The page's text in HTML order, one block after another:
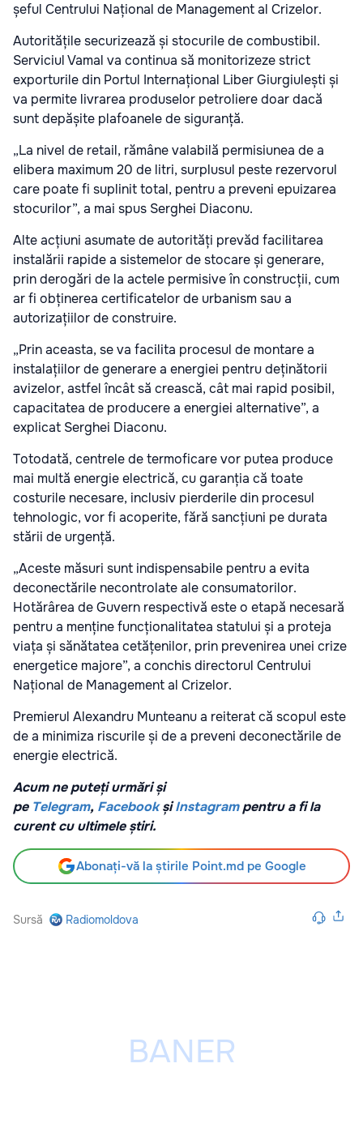
șeful Centrului Național de Management al Crizelor.
Autoritățile securizează și stocurile de combustibil.
Serviciul Vamal va continua să monitorizeze strict
exporturile din Portul Internațional Liber Giurgiulești și
va permite livrarea produselor petroliere doar dacă
sunt depășite plafoanele de siguranță.
„La nivel de retail, rămâne valabilă permisiunea de a
elibera maximum 20 de litri, surplusul peste rezervorul
care poate fi suplinit total, pentru a preveni epuizarea
stocurilor”, a mai spus Serghei Diaconu.
Alte acțiuni asumate de autorități prevăd facilitarea
instalării rapide a sistemelor de stocare și generare,
prin derogări de la actele permisive în construcții, cum
ar fi obținerea certificatelor de urbanism sau a
autorizațiilor de construire.
„Prin aceasta, se va facilita procesul de montare a
instalațiilor de generare a energiei pentru deținătorii
avizelor, astfel încât să crească, cât mai rapid posibil,
capacitatea de producere a energiei alternative”, a
explicat Serghei Diaconu.
Totodată, centrele de termoficare vor putea produce
mai multă energie electrică, cu garanția că toate
costurile necesare, inclusiv pierderile din procesul
tehnologic, vor fi acoperite, fără sancțiuni pe durata
stării de urgență.
„Aceste măsuri sunt indispensabile pentru a evita
deconectările necontrolate ale consumatorilor.
Hotărârea de Guvern respectivă este o etapă necesară
pentru a menține funcționalitatea statului și a proteja
viața și sănătatea cetățenilor, prin prevenirea unei crize
energetice majore”, a conchis directorul Centrului
Național de Management al Crizelor.
Premierul Alexandru Munteanu a reiterat că scopul este
de a minimiza riscurile și de a preveni deconectările de
energie electrică.
Acum ne puteți urmări și
pe Telegram, Facebook șiInstagrampentru a fi la
curent cu ultimele știri.
Abonați-vă la știrile Point.md pe Google
Sursă Radiomoldova